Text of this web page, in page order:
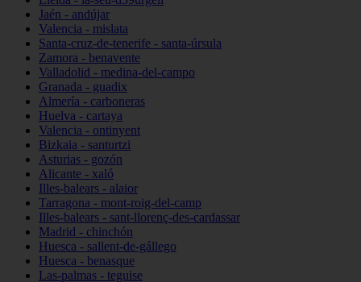
Jaén - andújar
Valencia - mislata
Santa-cruz-de-tenerife - santa-úrsula
Zamora - benavente
Valladolid - medina-del-campo
Granada - guadix
Almería - carboneras
Huelva - cartaya
Valencia - ontinyent
Bizkaia - santurtzi
Asturias - gozón
Alicante - xaló
Illes-balears - alaior
Tarragona - mont-roig-del-camp
Illes-balears - sant-llorenç-des-cardassar
Madrid - chinchón
Huesca - sallent-de-gállego
Huesca - benasque
Las-palmas - teguise